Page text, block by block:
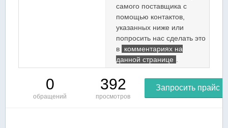
самого поставщика с
помощью контактов,
указанных ниже или
попросить нас сделать это
в
комментариях на
данной странице
0
обращений
392
просмотров
Запросить прайс